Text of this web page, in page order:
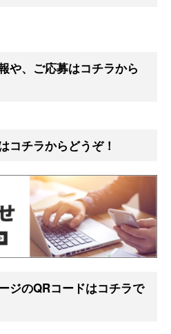
、ご応募はコチラから
チラからどうぞ！
のQRコードはコチラで